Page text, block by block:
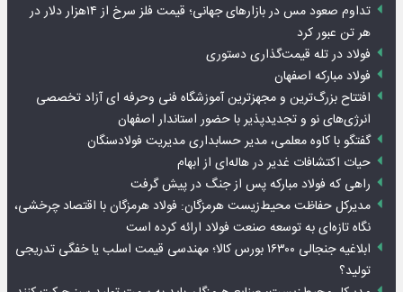
تداوم صعود مس در بازارهای جهانی؛ قیمت فلز سرخ از ۱۴هزار دلار در
هر تن عبور کرد
فولاد در تله قیمت‌گذاری دستوری
فولاد مبارکه اصفهان
افتتاح بزرگ‌ترین و مجهزترین آموزشگاه فنی وحرفه ای آزاد تخصصی
انرژی‌های نو و تجدیدپذیر با حضور استاندار اصفهان
گفتگو با کاوه معلمی، مدیر حسابداری مدیریت فولادسنگان
حیات اکتشافات غدیر در هاله‌ای از ابهام
راهی که فولاد مبارکه پس از جنگ در پیش گرفت
مدیرکل حفاظت محیط‌زیست هرمزگان: فولاد هرمزگان با اقتصاد چرخشی،
نگاه تازه‌ای به توسعه صنعت فولاد ارائه کرده است
ابلاغیه جنجالی ۱۶۳۰۰ بورس کالا؛ مهندسی قیمت اسلب یا خفگی تدریجی
تولید؟